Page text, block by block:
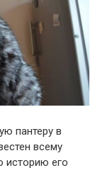
пантеру в
всему
историю его